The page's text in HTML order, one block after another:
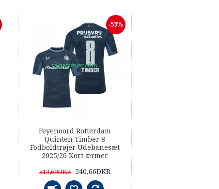
-53%
Feyenoord Rotterdam
Quinten Timber 8
Fodboldtrøjer Udebanesæt
2025/26 Kort ærmer
513,69DKR 240,66DKR